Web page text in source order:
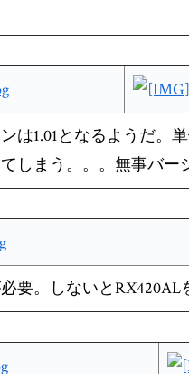
は1.01となるようだ。
しまう。。。無事バー
。しないとRX420AL